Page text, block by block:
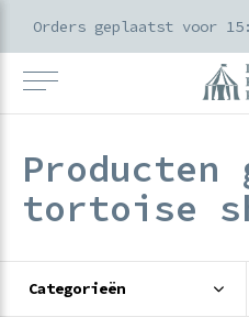
Producten
tortoise
Categorieën